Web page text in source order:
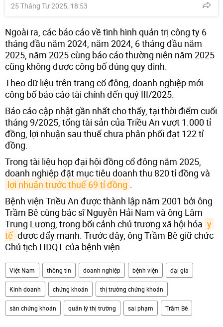
25 Tháng Tư 2025, 18:53
Ngoài ra, các báo cáo về tình hình quản trị công ty 6
tháng đầu năm 2024, năm 2024, 6 tháng đầu năm
2025, năm 2025 cùng báo cáo thường niên năm 2025
cũng không được công bố đúng quy định.
Theo dữ liệu trên trang cổ đông, doanh nghiệp mới
công bố báo cáo tài chính đến quý III/2025.
Báo cáo cập nhật gần nhất cho thấy, tại thời điểm cuối
tháng 9/2025, tổng tài sản của Triều An vượt 1.000 tỉ
đồng, lợi nhuận sau thuế chưa phân phối đạt 122 tỉ
đồng.
Trong tài liệu họp đại hội đồng cổ đông năm 2025,
doanh nghiệp đặt mục tiêu doanh thu 820 tỉ đồng và
lợi nhuận trước thuế 69 tỉ đồng
Bệnh viện Triều An được thành lập năm 2001 bởi ông
Trầm Bê cùng bác sĩ Nguyễn Hải Nam và ông Lâm
Trung Lương, trong bối cảnh chủ trương xã hội hóa y
tế được đẩy mạnh. Trước đây, ông Trầm Bê giữ chức
Chủ tịch HĐQT của bệnh viện.
Việt Nam thông tin doanh nghiệp bệnh viện đại gia
Kinh doanh chứng khoán thị trường chứng khoán
sàn chứng khoán quản lý thị trường sai phạm Trầm Bê